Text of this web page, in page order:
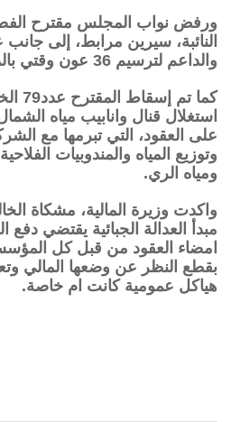
النائبة، سيرين مرابط، إلى
والداعم لترسيم 36 عون وقتي بالمعهد الوطني للاحصاء.
كما
استغلال قنال وانابيب مياه
على العقود، التي تبرمها مع
وتوزيع المياه والمندوبيات
ومياه الري.
واكدت وزيرة المالية، مشكاة
مبدأ العدالة الجبائية يقتضي دفع
امضاء العقود من قبل كل
بقطع النظر عن وضعها المالي
هياكل عمومية كانت ام خاصة.